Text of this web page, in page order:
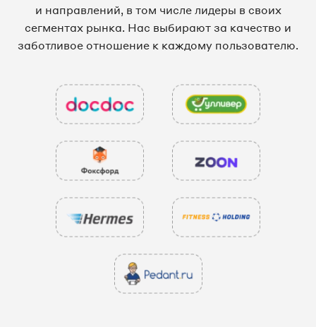
и направлений, в том числе лидеры в своих
сегментах рынка. Нас выбирают за качество и
заботливое отношение к каждому пользователю.